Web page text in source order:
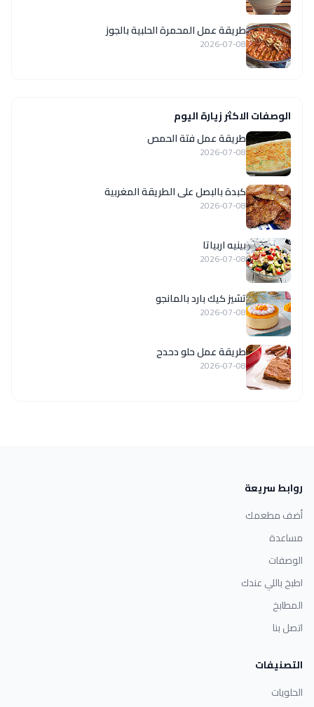
طريقة عمل المحمرة الحلبية بالجوز
2026-07-08
الوصفات الاكثر زيارة اليوم
طريقة عمل فتة الحمص
2026-07-08
كبدة بالبصل على الطريقة المغربية
2026-07-08
بينيه اربياتا
2026-07-08
تشيز كيك بارد بالمانجو
2026-07-08
طريقة عمل حلو دحدح
2026-07-08
روابط سريعة
أضف مطعمك
مساعدة
الوصفات
اطبخ باللي عندك
المطابخ
اتصل بنا
التصنيفات
الحلويات